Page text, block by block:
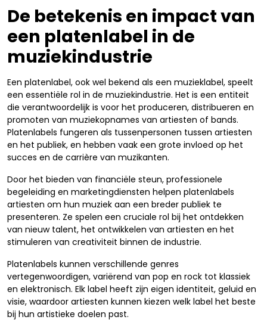
De betekenis en impact van
een platenlabel in de
muziekindustrie
Een platenlabel, ook wel bekend als een muzieklabel, speelt
een essentiële rol in de muziekindustrie. Het is een entiteit
die verantwoordelijk is voor het produceren, distribueren en
promoten van muziekopnames van artiesten of bands.
Platenlabels fungeren als tussenpersonen tussen artiesten
en het publiek, en hebben vaak een grote invloed op het
succes en de carrière van muzikanten.
Door het bieden van financiële steun, professionele
begeleiding en marketingdiensten helpen platenlabels
artiesten om hun muziek aan een breder publiek te
presenteren. Ze spelen een cruciale rol bij het ontdekken
van nieuw talent, het ontwikkelen van artiesten en het
stimuleren van creativiteit binnen de industrie.
Platenlabels kunnen verschillende genres
vertegenwoordigen, variërend van pop en rock tot klassiek
en elektronisch. Elk label heeft zijn eigen identiteit, geluid en
visie, waardoor artiesten kunnen kiezen welk label het beste
bij hun artistieke doelen past.